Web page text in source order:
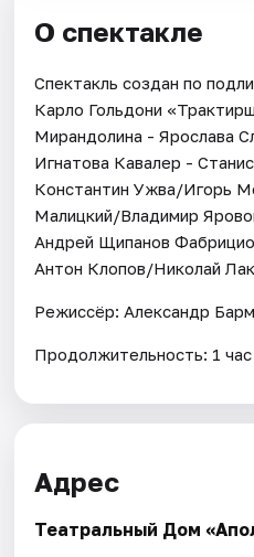
О спектакле
Спектакль создан по
Карло Гольдони
Мирандолина - Ярослава
Игнатова Кавалер -
Константин Ужва/Игорь
Малицкий/Владимир
Андрей Щипанов
Антон Клопов/Николай
Режиссёр: Александр
Продолжительность: 1
Адрес
Театральный Дом